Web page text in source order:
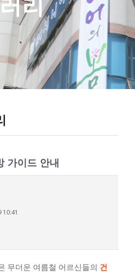
리
가이드 안내
10:41
무더운 여름철 어르신들의 건